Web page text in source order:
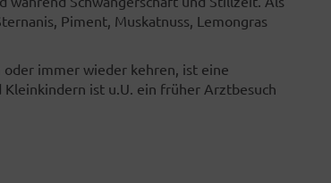
Piment, Muskatnuss, Lemongras
oder immer wieder kehren, ist eine
ist u.U. ein früher Arztbesuch